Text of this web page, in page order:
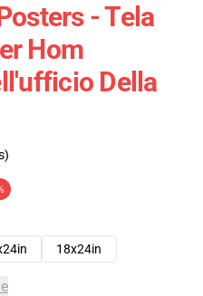
- Tela
Hom
Della
18x24in